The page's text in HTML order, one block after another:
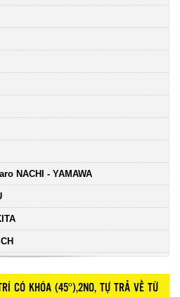
NACHI - YAMAWA
CÓ KHÓA (45º),2NO, TỰ TRẢ VỀ TỪ